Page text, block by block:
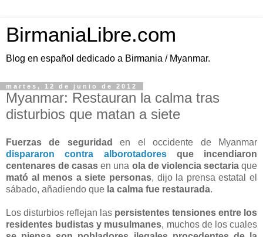
BirmaniaLibre.com
Blog en español dedicado a Birmania / Myanmar.
martes, 12 de junio de 2012
Myanmar: Restauran la calma tras
disturbios que matan a siete
Fuerzas de seguridad
en el occidente de Myanmar
dispararon contra alborotadoresque incendiaron
centenares de casas en una ola de violencia sectariaque
mató al menos a siete personas, dijo la prensa estatal el
sábado, añadiendo que la calma fue restaurada.
Los disturbios reflejan las persistentes tensiones entre los
residentes budistas y musulmanes, muchos de los cuales